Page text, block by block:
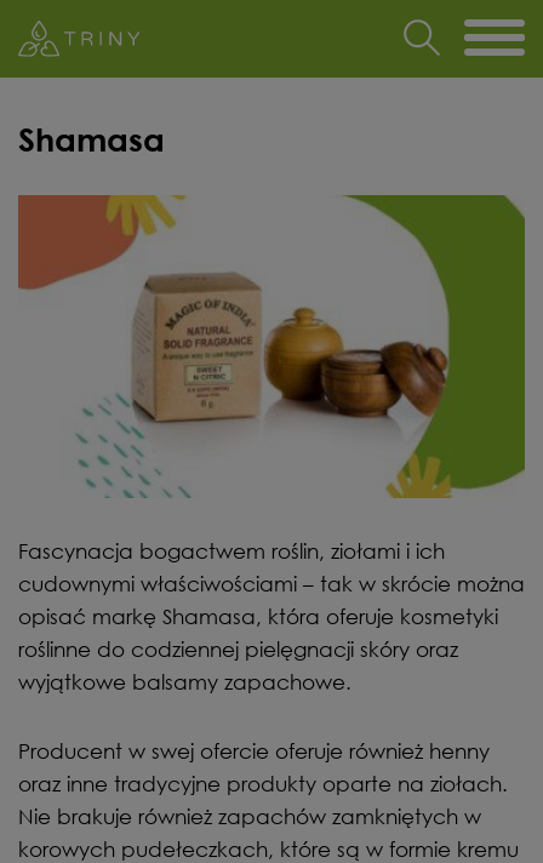
Shamasa
Fascynacja bogactwem roślin, ziołami i ich
cudownymi właściwościami – tak w skrócie można
opisać markę Shamasa, która oferuje kosmetyki
roślinne do codziennej pielęgnacji skóry oraz
wyjątkowe balsamy zapachowe.
Producent w swej ofercie oferuje również henny
oraz inne tradycyjne produkty oparte na ziołach.
Nie brakuje również zapachów zamkniętych w
korowych pudełeczkach, które są w formie kremu